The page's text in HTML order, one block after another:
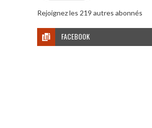
Rejoignez les 219 autres abonnés
FACEBOOK